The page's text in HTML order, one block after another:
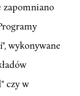
zapomniano
wykonywane
czy w